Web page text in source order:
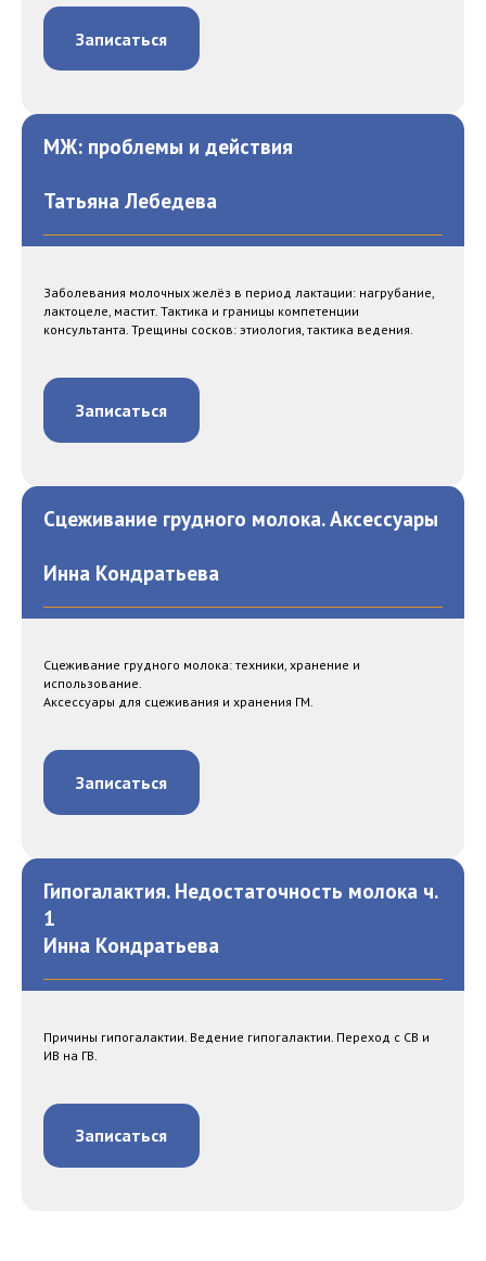
Записаться
МЖ: проблемы и действия
Татьяна Лебедева
Заболевания молочных желёз в период лактации: нагрубание,
лактоцеле, мастит. Тактика и границы компетенции
консультанта. Трещины сосков: этиология, тактика ведения.
Записаться
Сцеживание грудного молока. Аксессуары
Инна Кондратьева
Сцеживание грудного молока: техники, хранение и
использование.
Аксессуары для сцеживания и хранения ГМ.
Записаться
Гипогалактия. Недостаточность молока ч.
1
Инна Кондратьева
Причины гипогалактии. Ведение гипогалактии. Переход с СВ и
ИВ на ГВ.
Записаться